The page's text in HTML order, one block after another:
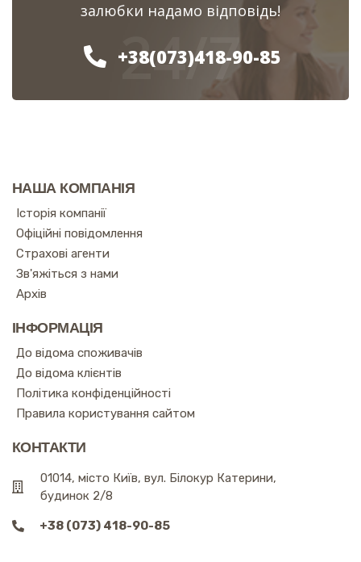
залюбки надамо відповідь!
+38(073)418-90-85
24/7
НАША КОМПАНІЯ
Історія компанії
Офіційні повідомлення
Страхові агенти
Зв'яжіться з нами
Архів
ІНФОРМАЦІЯ
До відома споживачів
До відома клієнтів
Політика конфіденційності
Правила користування сайтом
КОНТАКТИ
01014, місто Київ, вул. Білокур Катерини,
будинок 2/8
+38 (073) 418-90-85